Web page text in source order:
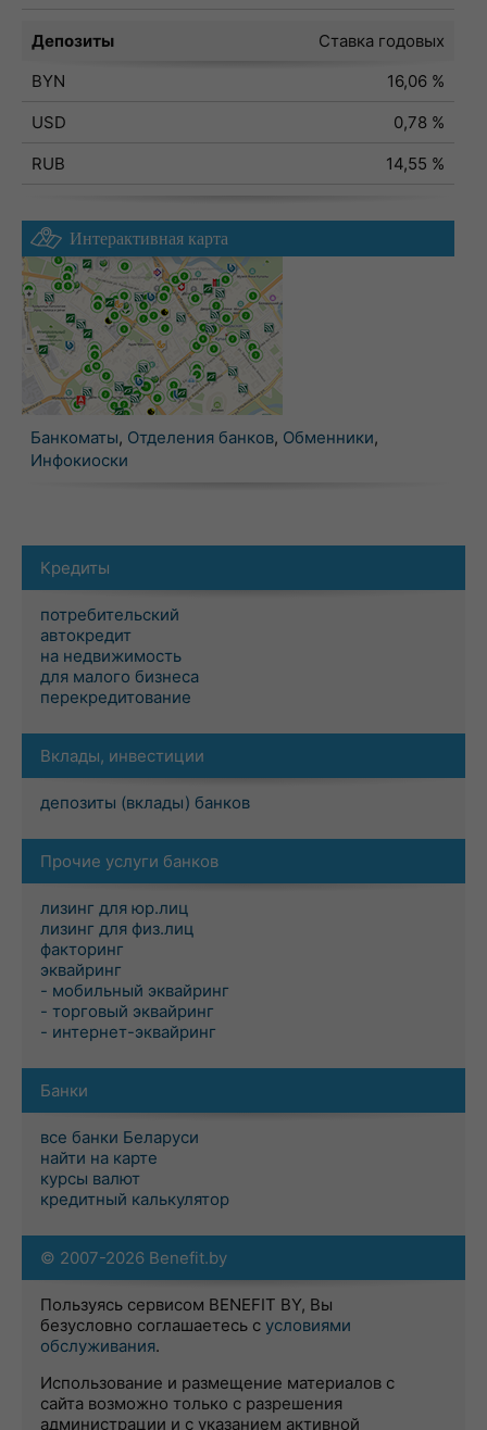
Депозиты
Ставка годовых
BYN
16,06 %
USD
0,78 %
RUB
14,55 %
Интерактивная карта
Банкоматы, Отделения банков, Обменники,
Инфокиоски
Кредиты
потребительский
автокредит
на недвижимость
для малого бизнеса
перекредитование
Вклады, инвестиции
депозиты (вклады) банков
Прочие услуги банков
лизинг для юр.лиц
лизинг для физ.лиц
факторинг
эквайринг
- мобильный эквайринг
- торговый эквайринг
- интернет-эквайринг
Банки
все банки Беларуси
найти на карте
курсы валют
кредитный калькулятор
© 2007-2026 Benefit.by
Пользуясь сервисом BENEFIT BY, Вы
безусловно соглашаетесь с условиями
обслуживания.
Использование и размещение материалов с
сайта возможно только с разрешения
администрации и с указанием активной